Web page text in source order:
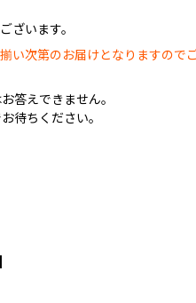
ざいます。
い次第のお届けとなりますので
答えできません。
待ちください。